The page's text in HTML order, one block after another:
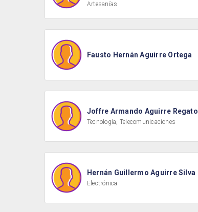
Artesanías
Fausto Hernán Aguirre Ortega
Joffre Armando Aguirre Regato
Tecnología, Telecomunicaciones
Hernán Guillermo Aguirre Silva
Electrónica